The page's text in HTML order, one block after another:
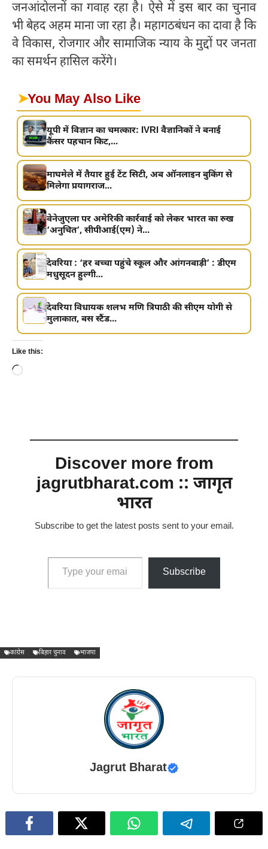
जनआंदोलनों का गवाह रहा है। ऐसे में इस बार का चुनाव
भी बेहद अहम माना जा रहा है। महागठबंधन का दावा है कि
वे विकास, रोजगार और सामाजिक न्याय के मुद्दों पर जनता
का समर्थन हासिल करेंगे।
➤You May Also Like
यूपी में विज्ञान का चमत्कार: IVRI वैज्ञानिकों ने बनाई
कैंसर पहचान किट,...
माघमेले में तैयार हुई टेंट सिटी, अब ऑनलाइन बुकिंग से
मिलेगा प्रयागराज...
वेनेजुएला पर अमेरिकी कार्रवाई को लेकर भारत का रुख
‘अनुचित’, सीपीआई(एम) ने...
देवरिया : ‘हर बच्चा पहुंचे स्कूल और आंगनबाड़ी’ : डीएम
मधुसूदन हुल्गी...
देवरिया विधायक शलभ मणि त्रिपाठी की सीएम योगी से
मुलाकात, बस स्टैंड...
Like this:
Loading…
Discover more from
jagrutbharat.com :: जागृत
भारत
Subscribe to get the latest posts sent to your email.
Type your email…
Subscribe
कांग्रेस बिहार चुनाव भाजपा
Jagrut Bharat